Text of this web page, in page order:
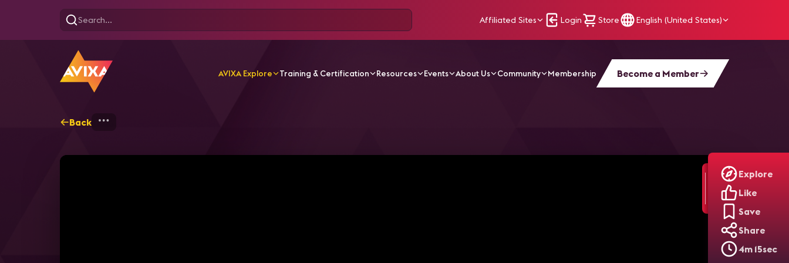
Affiliated Sites Login Store English (United States)
AVIXA Explore Training & Certification Resources Events About Us Community Membership Become a Member
Explore
Like
Save
Share
4m 15sec
Back